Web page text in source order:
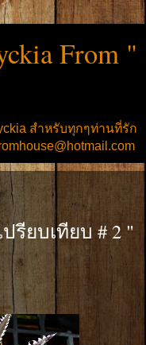
From "
สำหรับทุกๆท่านที่รัก
รียบเทียบ # 2 "